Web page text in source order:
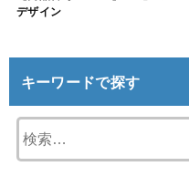
デザイン
キーワードで探す